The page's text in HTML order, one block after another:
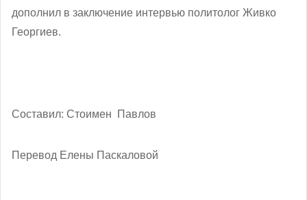
дополнил в заключение интервью политолог Живко
Георгиев.
Составил: Стоимен Павлов
Перевод Елены Паскаловой